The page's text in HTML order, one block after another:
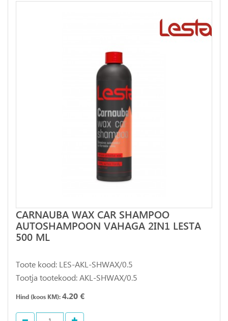
CARNAUBA WAX CAR SHAMPOO
AUTOSHAMPOON VAHAGA 2IN1 LESTA
500 ML
Toote kood: LES-AKL-SHWAX/0.5
Tootja tootekood: AKL-SHWAX/0.5
Hind (koos KM): 4.20 €